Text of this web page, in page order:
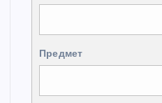
Предмет